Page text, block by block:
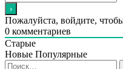
Пожалуйста, войдите,
0 комментариев
Старые
Новые Популярные
Найти: